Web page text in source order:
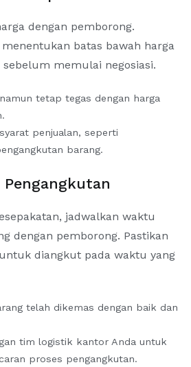
dengan pemborong.
batas bawah harga
memulai negosiasi.
tetap tegas dengan harga
penjualan, seperti
barang.
Pengangkutan
jadwalkan waktu
dengan pemborong. Pastikan
diangkut pada waktu yang
telah dikemas dengan baik dan
tim logistik kantor Anda untuk
proses pengangkutan.